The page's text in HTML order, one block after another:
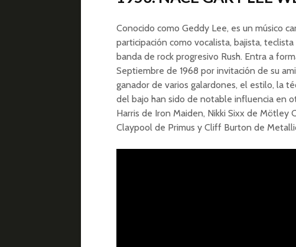
Conocido como Geddy Lee, es un músico
participación como vocalista, bajista,
banda de rock progresivo Rush. Entra a
Septiembre de 1968 por invitación de su
ganador de varios galardones, el estilo, la
del bajo han sido de notable influencia en
Harris de Iron Maiden, Nikki Sixx de Mötley
Claypool de Primus y Cliff Burton de